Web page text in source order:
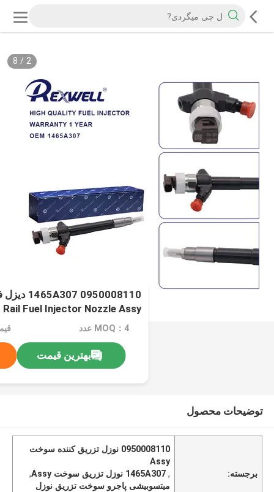
2
/
8
پاجرو L200 4M41MOQ：4 عدد
بهترین قیمت
توضیحات محصول
برجسته:
0950008110 نوزل تزریق کننده سوخت
Assy
,1465A307 نوزل تزریق سوخت Assy
,
میتسوبیشی پاجرو سوخت تزریق نوزل